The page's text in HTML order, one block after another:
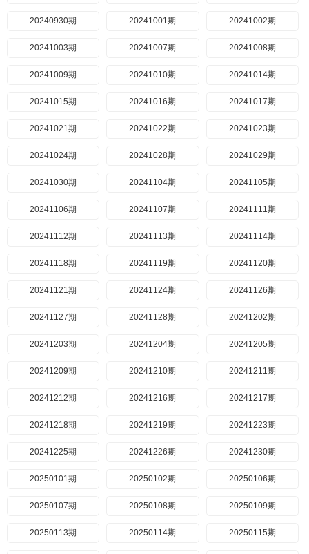
20240930期 20241001期 20241002期
20241003期 20241007期 20241008期
20241009期 20241010期 20241014期
20241015期 20241016期 20241017期
20241021期 20241022期 20241023期
20241024期 20241028期 20241029期
20241030期 20241104期 20241105期
20241106期 20241107期 20241111期
20241112期 20241113期 20241114期
20241118期 20241119期 20241120期
20241121期 20241124期 20241126期
20241127期 20241128期 20241202期
20241203期 20241204期 20241205期
20241209期 20241210期 20241211期
20241212期 20241216期 20241217期
20241218期 20241219期 20241223期
20241225期 20241226期 20241230期
20250101期 20250102期 20250106期
20250107期 20250108期 20250109期
20250113期 20250114期 20250115期